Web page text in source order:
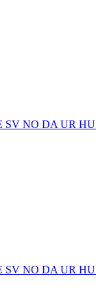
SV NO DA UR HU
SV NO DA UR HU